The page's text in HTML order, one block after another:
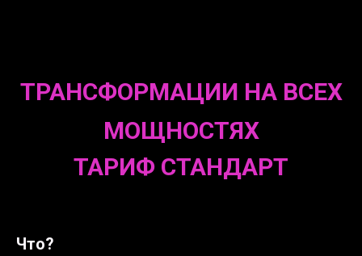
ТРАНСФОРМАЦИИ НА ВСЕХ
МОЩНОСТЯХ
ТАРИФ СТАНДАРТ
Что?